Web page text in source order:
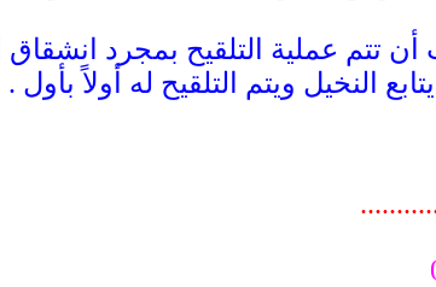
تتم عملية التلقيح بمجرد انشقاق
النخيل ويتم التلقيح له أولاً بأول .